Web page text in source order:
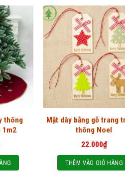
thông
1m2
Mặt dây bằng gỗ trang
thông Noel
22.000₫
THÊM VÀO GIỎ HÀNG